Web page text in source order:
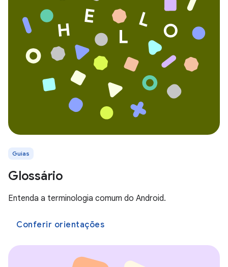
Guias
Glossário
Entenda a terminologia comum do Android.
Conferir orientações